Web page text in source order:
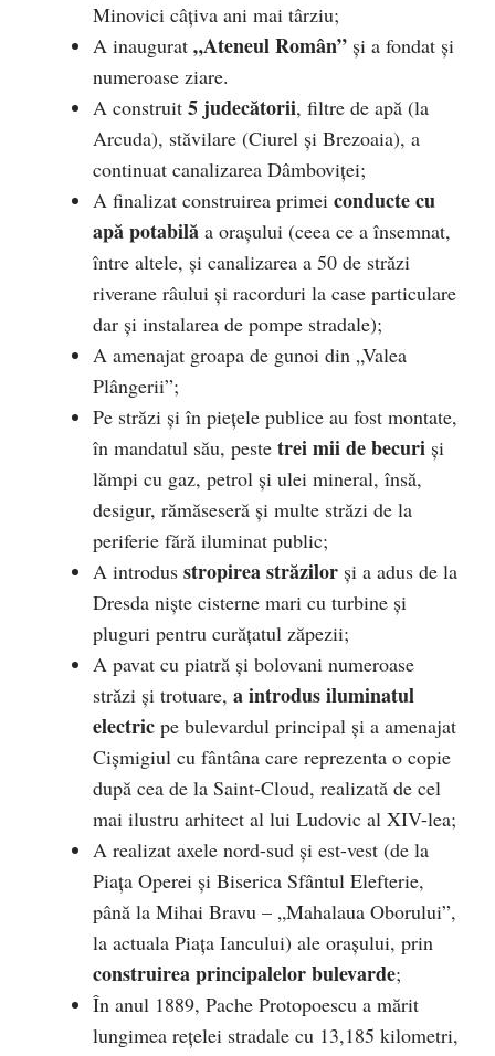
Minovici câţiva ani mai târziu;
A inaugurat „Ateneul Român” şi a fondat şi
numeroase ziare.
A construit 5 judecătorii, filtre de apă (la
Arcuda), stăvilare (Ciurel şi Brezoaia), a
continuat canalizarea Dâmboviţei;
A finalizat construirea primei conducte cu
apă potabilă a oraşului (ceea ce a însemnat,
între altele, şi canalizarea a 50 de străzi
riverane râului şi racorduri la case particulare
dar şi instalarea de pompe stradale);
A amenajat groapa de gunoi din „Valea
Plângerii”;
Pe străzi și în piețele publice au fost montate,
în mandatul său, peste trei mii de becuri şi
lămpi cu gaz, petrol şi ulei mineral, însă,
desigur, rămăseseră şi multe străzi de la
periferie fără iluminat public;
A introdus stropirea străzilor și a adus de la
Dresda niște cisterne mari cu turbine și
pluguri pentru curățatul zăpezii;
A pavat cu piatră și bolovani numeroase
străzi și trotuare, a introdus iluminatul
electric pe bulevardul principal și a amenajat
Cișmigiul cu fântâna care reprezenta o copie
după cea de la Saint-Cloud, realizată de cel
mai ilustru arhitect al lui Ludovic al XIV-lea;
A realizat axele nord-sud și est-vest (de la
Piaţa Operei şi Biserica Sfântul Elefterie,
până la Mihai Bravu – „Mahalaua Oborului”,
la actuala Piaţa Iancului) ale oraşului, prin
construirea principalelor bulevarde;
În anul 1889, Pache Protopoescu a mărit
lungimea reţelei stradale cu 13,185 kilometri,